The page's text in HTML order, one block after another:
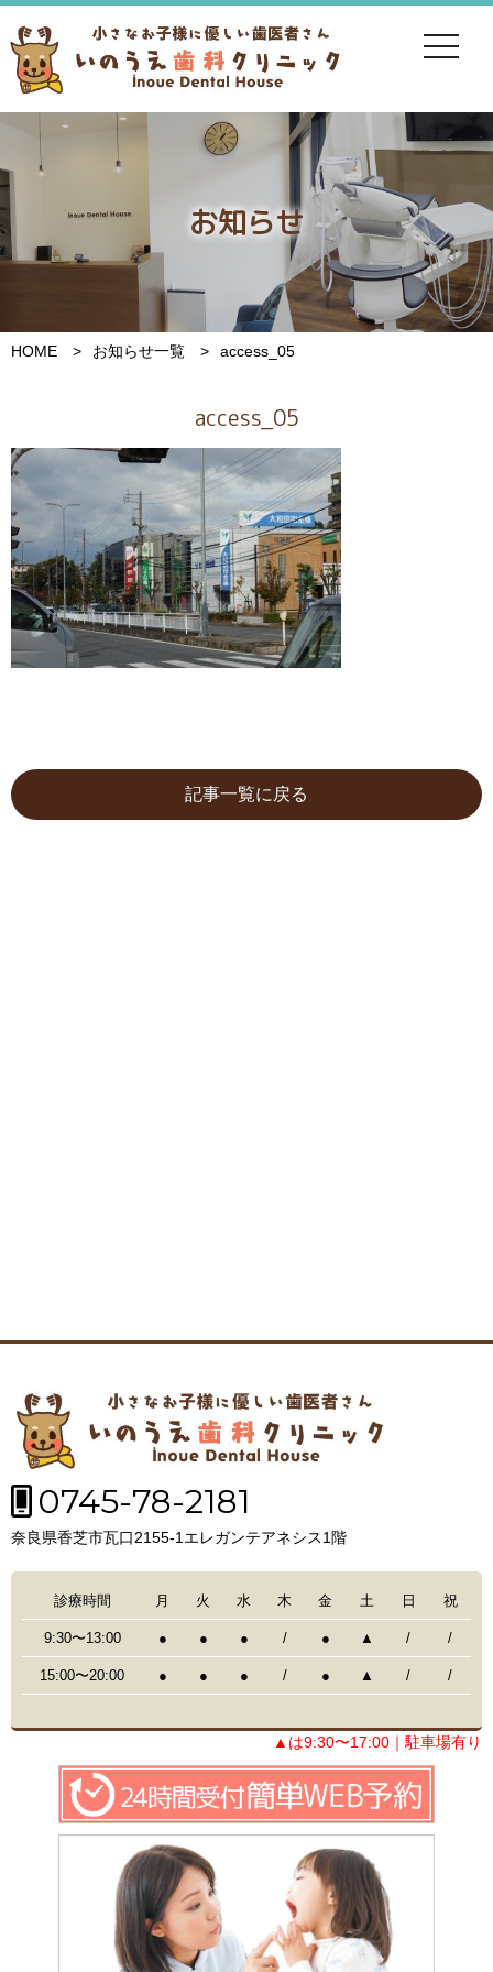
toggle
お知らせ
HOME お知らせ一覧 access_05
access_05
記事一覧に戻る
0745-78-2181
奈良県香芝市瓦口2155-1エレガンテアネシス1階
診療時間 月 火 水 木 金 土 日 祝
9:30〜13:00 ● ● ● / ● ▲ / /
15:00〜20:00 ● ● ● / ● ▲ / /
▲は9:30〜17:00｜駐車場有り